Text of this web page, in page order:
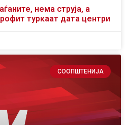
нема струја, а
туркаат дата центри
СООПШТЕНИЈА